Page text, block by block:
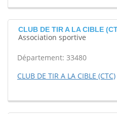
CLUB DE TIR A LA CIBLE
Association sportive
Département: 33480
CLUB DE TIR A LA CIBLE (CTC)